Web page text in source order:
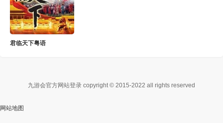
君临天下粤语
九游会官方网站登录 copyright © 2015-2022 all rights reserved
网站地图